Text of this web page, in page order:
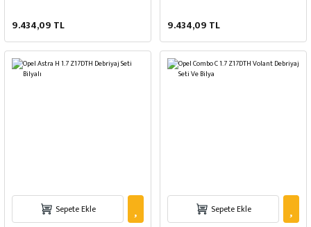
9.434,09 TL 9.434,09 TL
Sepete Ekle Sepete Ekle